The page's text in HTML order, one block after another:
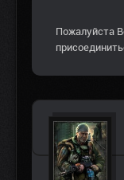
Пожалуйста